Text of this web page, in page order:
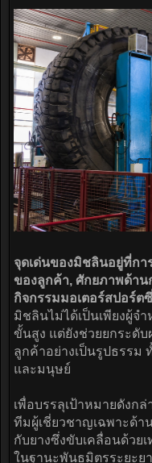
จุดเด่นของมิชลินอยู่ที่กา
ของลูกค้า, ศักยภาพด้า
กิจกรรมมอเตอร์สปอร์ต
มิชลินไม่ได้เป็นเพียงผู้จ
ขั้นสูง แต่ยังช่วยยกระดับ
ลูกค้าอย่างเป็นรูปธรรม
และมนุษย์
เพื่อบรรลุเป้าหมายดังก
ทีมผู้เชี่ยวชาญเฉพาะด้า
กับยางซึ่งขับเคลื่อนด้วย
ในฐานะพันธมิตรระยะย